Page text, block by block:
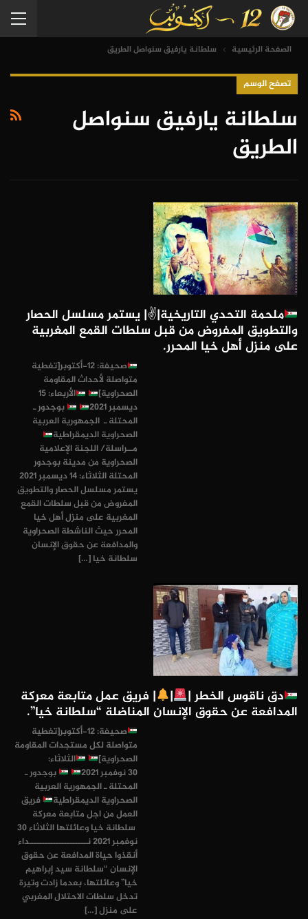
الصفحة الرئيسية سلطانة يارفيق سنواصل الطريق
تصفح الوسم
سلطانة يارفيق سنواصل
الطريق
ملحمة التحدي التاريخية|✌| يستمر مسلسل الحصار
والتطويق المفروض من قبل سلطات القمع المغربية
على منزل أهل خيا المحرر.
صحيفة: 12-أكتوبر[تغطية
متواصلة لأحداث المقاومة
الصحراوية]
الأربعاء: 15
ديسمبر 2021
بوجدور ـ
المحتلة ـ الجمهورية العربية
الصحراوية الديمقراطية
مــراسلة/ اللجنة الإعلامية
الصحراوية من مدينة بوجدور
المحتلة الثلاثاء: 14 ديسمبر 2021
يستمر مسلسل الحصار والتطويق
المفروض من قبل سلطات القمع
المغربية على منزل أهل خيا
المحرر حيث الناشطة الصحراوية
والمدافعة عن حقوق الإنسان
سلطانة خيا […]
دق ناقوس الخطر | | | فريق عمل متابعة معركة
المدافعة عن حقوق الإنسان المناضلة “سلطانة خيا”.
صحيفة: 12-أكتوبر[تغطية
متواصلة لكل مستجدات المقاومة
الصحراوية]
الثلاثاء:
30 نوفمبر 2021
بوجدور ـ
المحتلة ـ الجمهورية العربية
الصحراوية الديمقراطية
فريق
العمل من اجل متابعة معركة
سلطانة خيا وعائلتها الثلاثاء 30
نوفمبر 2021 نـــــــــــــــــــــداء
أنقذوا حياة المدافعة عن حقوق
الإنسان “سلطانة سيد إبراهيم
خيا” وعائلتها، بعدما زادت وتيرة
تدخل سلطات الاحتلال المغربي
على منزل […]